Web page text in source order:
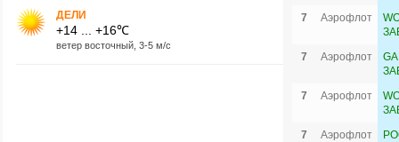
ДЕЛИ
+14 ... +16℃
ветер восточный, 3-5 м/с
7
Аэрофлот
7
Аэрофлот
7
Аэрофлот
7
Аэрофлот